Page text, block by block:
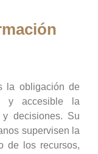
la obligación de
y accesible la
y decisiones. Su
supervisen la
de los recursos,